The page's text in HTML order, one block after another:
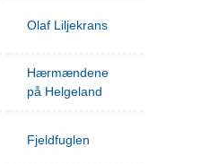
Olaf Liljekrans
Hærmændene
på Helgeland
Fjeldfuglen